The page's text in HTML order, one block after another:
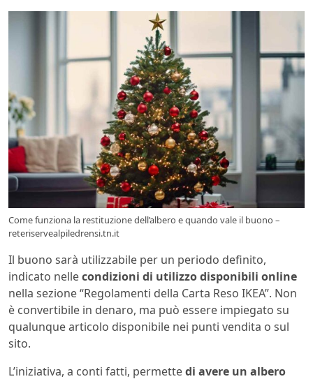
Come funziona la restituzione dell’albero e quando vale il buono –
reteriservealpiledrensi.tn.it
Il buono sarà utilizzabile per un periodo definito,
indicato nellecondizioni di utilizzo disponibili online
nella sezione “Regolamenti della Carta Reso IKEA”. Non
è convertibile in denaro, ma può essere impiegato su
qualunque articolo disponibile nei punti vendita o sul
sito.
L’iniziativa, a conti fatti, permettedi avere un albero